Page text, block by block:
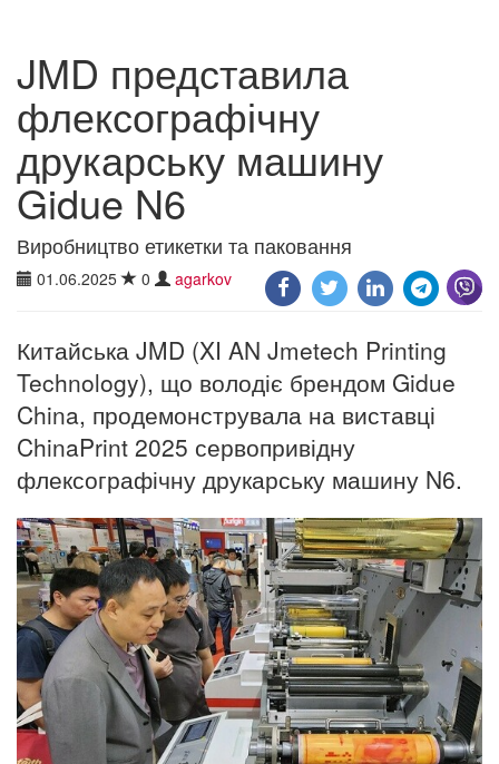
JMD представила
флексографічну
друкарську машину
Gidue N6
Виробництво етикетки та паковання
01.06.2025 0 agarkov
Китайська JMD (XI AN Jmetech Printing
Technology), що володіє брендом Gidue
China, продемонструвала на виставці
ChinaPrint 2025 сервопривідну
флексографічну друкарську машину N6.